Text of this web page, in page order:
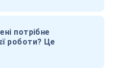
потрібне
роботи? Це